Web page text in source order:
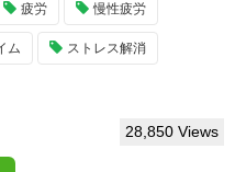
疲労 慢性疲労
ム ストレス解消
28,850 Views